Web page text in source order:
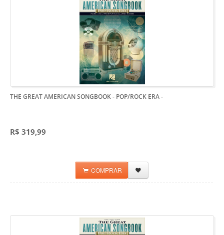
THE GREAT AMERICAN SONGBOOK - POP/ROCK ERA-
R$ 319,99
COMPRAR